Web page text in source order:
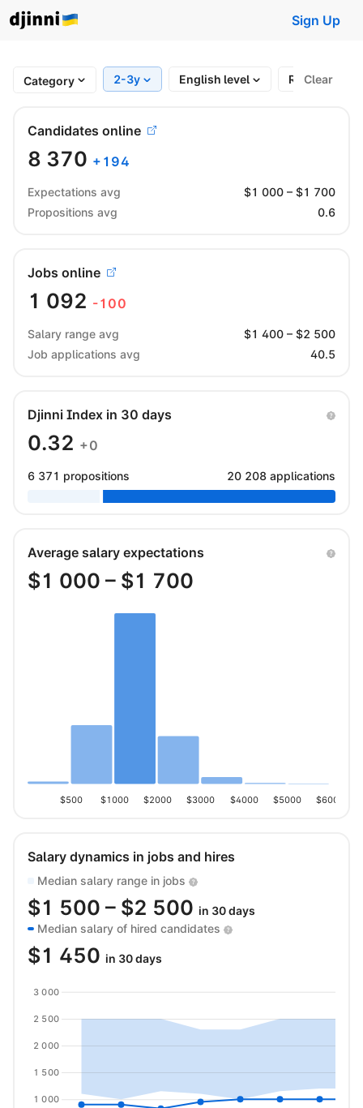
Sign Up
Category 2-3y English level Region
Clear
Candidates online
8 370 + 194
Expectations avg $1 000 – $1 700
Propositions avg
0.6
Jobs online
1 092 -100
Salary range avg $1 400 – $2 500
Job applications avg
40.5
Djinni Index in 30 days
0.32 +0
6 371 propositions 20 208 applications
Average salary expectations
$1 000 – $1 700
$500 $1000 $2000 $3000 $4000 $5000 $6000
Salary dynamics in jobs and hires
Median salary range in jobs
$1 500 – $2 500 in 30 days
Median salary of hired candidates
$1 450 in 30 days
1 000
1 500
2 000
2 500
3 000